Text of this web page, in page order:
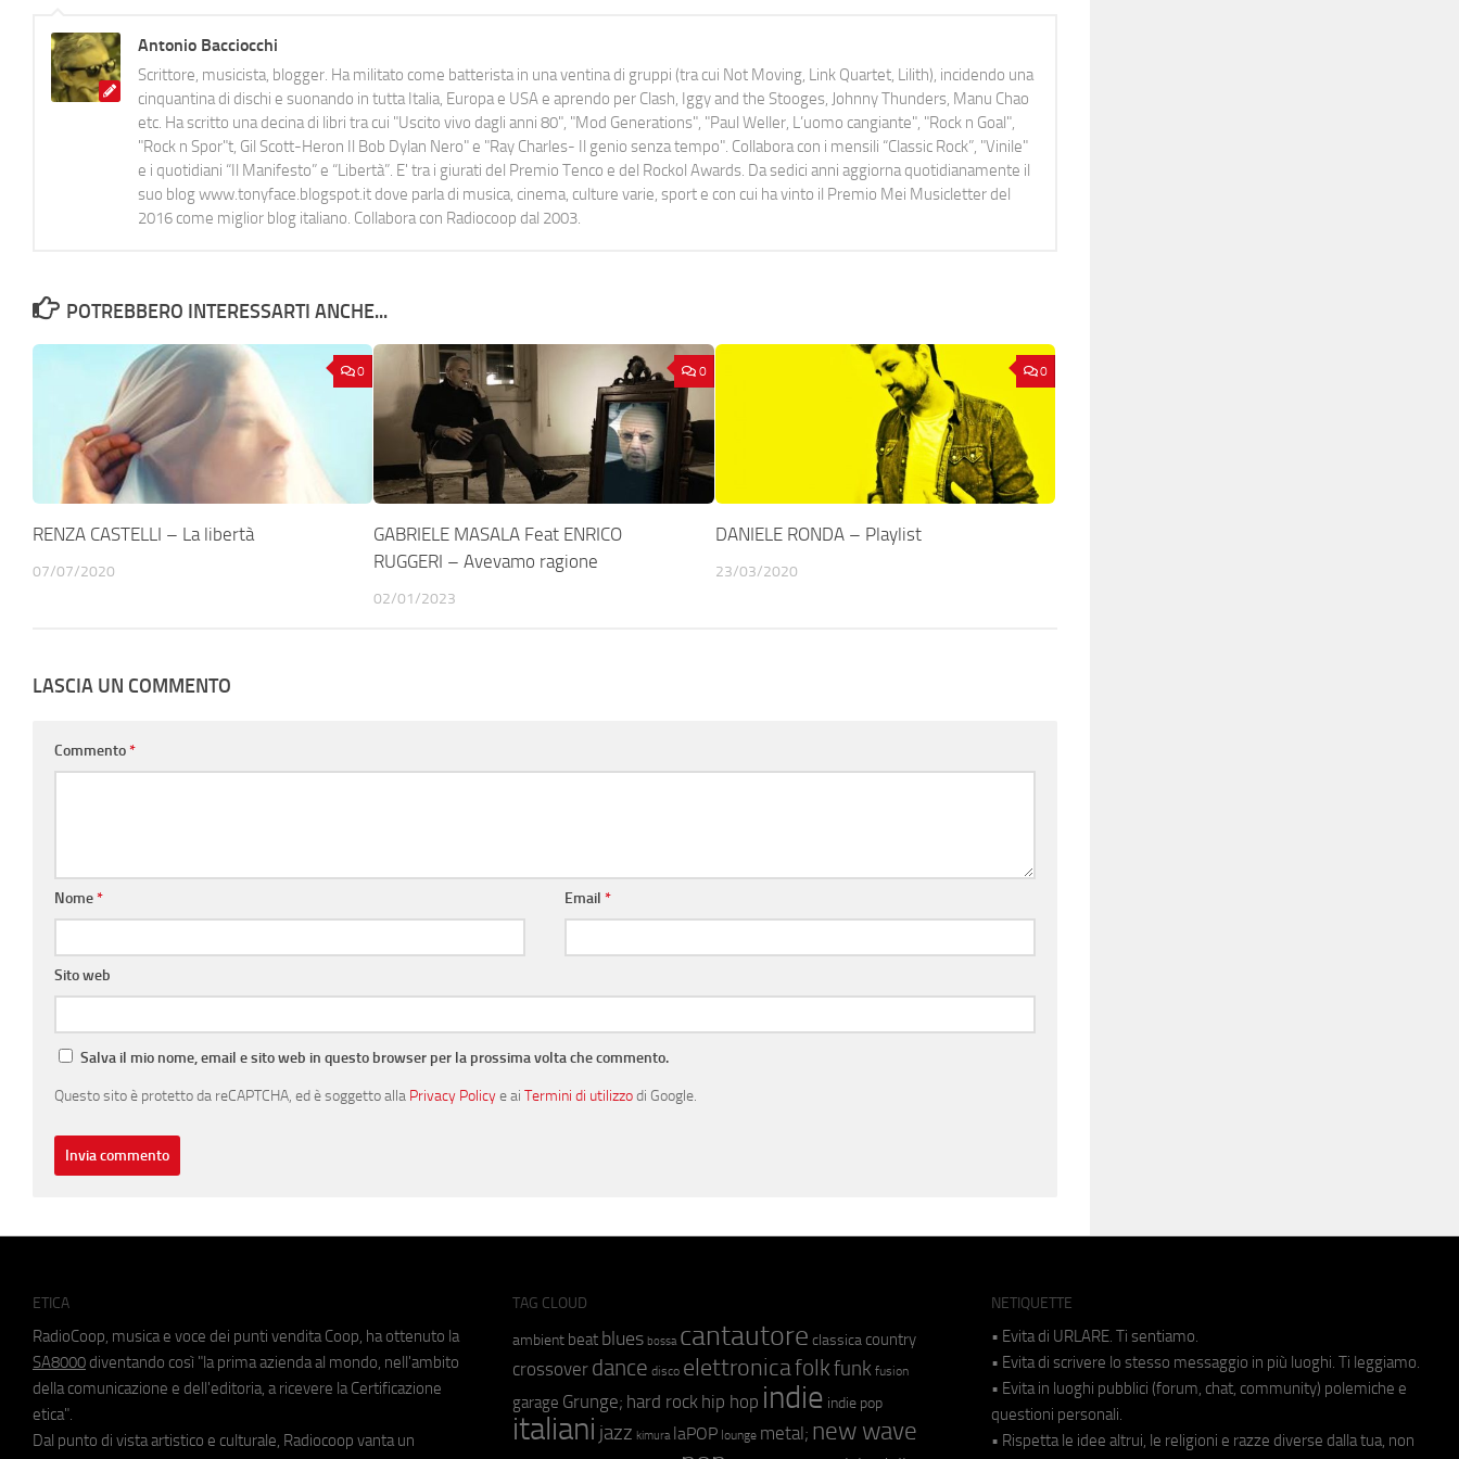
Antonio Bacciocchi
Scrittore, musicista, blogger. Ha militato come batterista in una ventina di gruppi (tra cui Not Moving, Link Quartet, Lilith), incidendo una
cinquantina di dischi e suonando in tutta Italia, Europa e USA e aprendo per Clash, Iggy and the Stooges, Johnny Thunders, Manu Chao
etc. Ha scritto una decina di libri tra cui "Uscito vivo dagli anni 80", "Mod Generations", "Paul Weller, L’uomo cangiante", "Rock n Goal",
"Rock n Spor"t, Gil Scott-Heron Il Bob Dylan Nero" e "Ray Charles- Il genio senza tempo". Collabora con i mensili “Classic Rock”, "Vinile"
e i quotidiani “Il Manifesto” e “Libertà”. E' tra i giurati del Premio Tenco e del Rockol Awards. Da sedici anni aggiorna quotidianamente il
suo blog www.tonyface.blogspot.it dove parla di musica, cinema, culture varie, sport e con cui ha vinto il Premio Mei Musicletter del
2016 come miglior blog italiano. Collabora con Radiocoop dal 2003.
POTREBBERO INTERESSARTI ANCHE...
0
RENZA CASTELLI – La libertà
07/07/2020
0
GABRIELE MASALA Feat ENRICO
RUGGERI – Avevamo ragione
02/01/2023
0
DANIELE RONDA – Playlist
23/03/2020
LASCIA UN COMMENTO
Commento*
Nome* Email*
Sito web
Salva il mio nome, email e sito web in questo browser per la prossima volta che commento.
Questo sito è protetto da reCAPTCHA, ed è soggetto alla Privacy Policye ai Termini di utilizzodi Google.
ETICA
RadioCoop, musica e voce dei punti vendita Coop, ha ottenuto la
SA8000 diventando così "la prima azienda al mondo, nell'ambito
della comunicazione e dell'editoria, a ricevere la Certificazione
etica".
Dal punto di vista artistico e culturale, Radiocoop vanta un
TAG CLOUD
ambient beat blues bossa cantautore classica country
crossover dance disco elettronicafolkfunk fusion
garage Grunge; hard rock hip hop indie indie pop
italiani jazz kimura laPOP lounge metal; new wave
NETIQUETTE
• Evita di URLARE. Ti sentiamo.
• Evita di scrivere lo stesso messaggio in più luoghi. Ti leggiamo.
• Evita in luoghi pubblici (forum, chat, community) polemiche e
questioni personali.
• Rispetta le idee altrui, le religioni e razze diverse dalla tua, non